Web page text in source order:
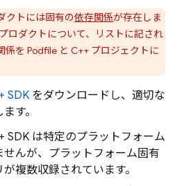
クトには固有の依存関係が存在しま
ロダクトについて、リストに記され
係を Podfile と C++ プロジェクトに
SDK をダウンロードし、適切な
す。
SDK は特定のプラットフォーム
せんが、プラットフォーム固有
複数収録されています。